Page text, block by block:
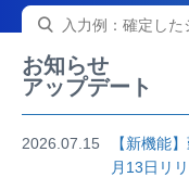
お知らせ
アップデート
2026.07.15
【新機能
月13日リ